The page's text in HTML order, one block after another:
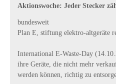
Aktions­woche: Jeder Stecker
bundesweit
Plan E, stiftung elektro-altgeräte
International E-Waste-Day
ihre Geräte, die nicht mehr
werden können, richtig zu